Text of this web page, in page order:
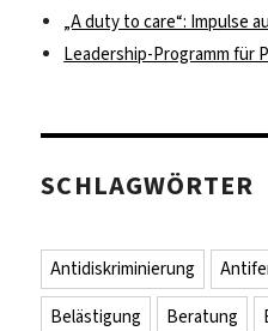
„A duty to care“: Impulse
Leadership-Programm für
SCHLAGWÖRTER
Antidiskriminierung
Belästigung
Beratung